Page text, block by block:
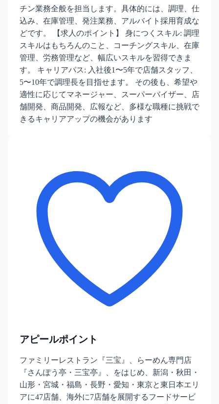
チン業務全般を担当します。具体的には、調理、仕
込み、在庫管理、発注業務、アルバイト採用育成な
どです。 【求人のポイント】 身につくスキル: 調理
スキルはもちろんのこと、コーチングスキル、在庫
管理、労務管理など、幅広いスキルを習得できま
す。 キャリアパス: 入社後1〜5年で店舗スタッフ、
5〜10年で調理長を目指せます。 その後も、希望や
適性に応じてマネージャー、スーパーバイザー、店
舗開発、商品開発、広報など、多様な職種に挑戦で
きるキャリアアップの機会があります
アピールポイント
ファミリーレストラン『三宝』、らーめん専門店
『さんぽう亭・三宝亭』、をはじめ、新潟・秋田・
山形・宮城・福島・長野・愛知・東京と東日本エリ
アに47店舗、海外に7店舗を展開するフードサービ